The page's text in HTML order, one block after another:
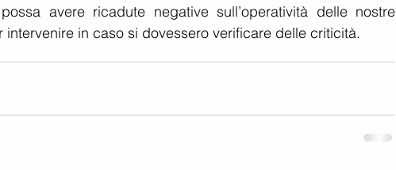
avere ricadute negative sull’operatività delle nostre
in caso si dovessero verificare delle criticità.